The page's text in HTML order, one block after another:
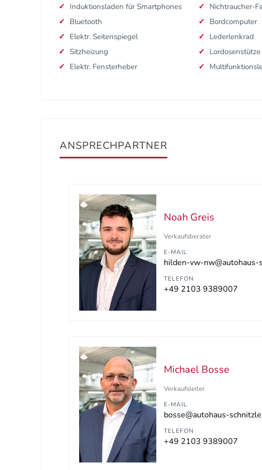
Induktionsladen für Smartphones
Bluetooth
Elektr. Seitenspiegel
Sitzheizung
Elektr. Fensterheber
Nichtraucher-
Bordcomputer
Lederlenkrad
Lordosenstütze
ANSPRECHPARTNER
Noah Greis
Verkaufsberater
E-MAIL
TELEFON
+49 2103 9389007
Michael Bosse
Verkaufsleiter
E-MAIL
bosse@autohaus-
TELEFON
+49 2103 9389007